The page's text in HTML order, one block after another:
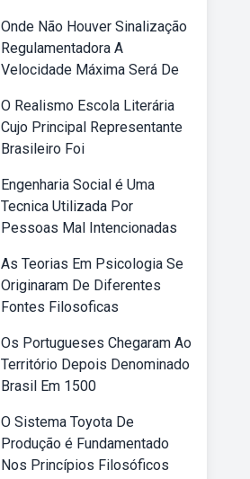
Onde Não Houver Sinalização
Regulamentadora A
Velocidade Máxima Será De
O Realismo Escola Literária
Cujo Principal Representante
Brasileiro Foi
Engenharia Social é Uma
Tecnica Utilizada Por
Pessoas Mal Intencionadas
As Teorias Em Psicologia Se
Originaram De Diferentes
Fontes Filosoficas
Os Portugueses Chegaram Ao
Território Depois Denominado
Brasil Em 1500
O Sistema Toyota De
Produção é Fundamentado
Nos Princípios Filosóficos